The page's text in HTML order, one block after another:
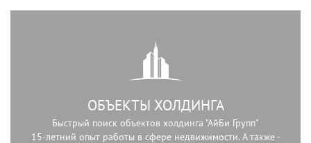
ОБЪЕКТЫ ХОЛДИНГА
Быстрый поиск объектов холдинга "АйБи Групп"
15-летний опыт работы в сфере недвижимости. А также -